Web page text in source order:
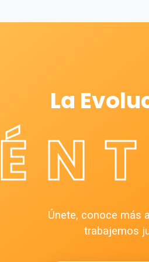
La
Únete, conoce más
trabajemos